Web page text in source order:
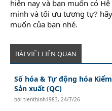
hiện nay và bạn muốn có
minh và tối ưu tương tự?
muốn của bạn nhé.
BÀI VIẾT LIÊN QUAN
Số hóa & Tự động hóa
Sản xuất (QC)
bởitienthinh1983, 24/7/26